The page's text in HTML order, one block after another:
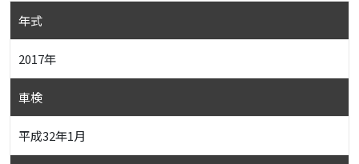
年式
2017年
車検
平成32年1月